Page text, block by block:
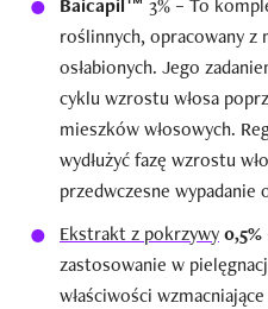
roślinnych, opracowany z
osłabionych. Jego
cyklu wzrostu włosa
mieszków włosowych.
wydłużyć fazę wzrostu
przedwczesne
Ekstrakt z pokrzywy0,5%
zastosowanie w
właściwości